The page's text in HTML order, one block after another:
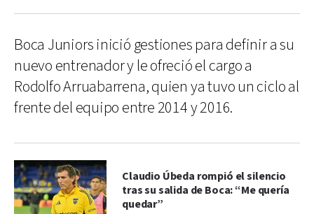
Boca Juniors inició gestiones para definir a su
nuevo entrenador y le ofreció el cargo a
Rodolfo Arruabarrena, quien ya tuvo un ciclo al
frente del equipo entre 2014 y 2016.
Claudio Úbeda rompió el silencio
tras su salida de Boca: “Me quería
quedar”